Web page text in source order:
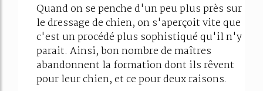
Quand on se penche d'un peu plus près sur
le dressage de chien, on s'aperçoit vite que
c'est un procédé plus sophistiqué qu'il n'y
parait. Ainsi, bon nombre de maîtres
abandonnent la formation dont ils rêvent
pour leur chien, et ce pour deux raisons.